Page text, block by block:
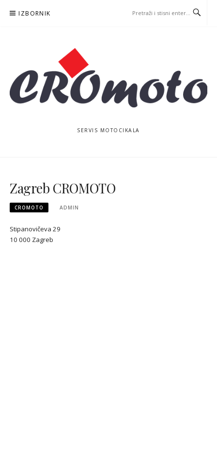
IZBORNIK
SERVIS MOTOCIKALA
Zagreb CROMOTO
CROMOTO ADMIN
Stipanovičeva 29
10 000 Zagreb